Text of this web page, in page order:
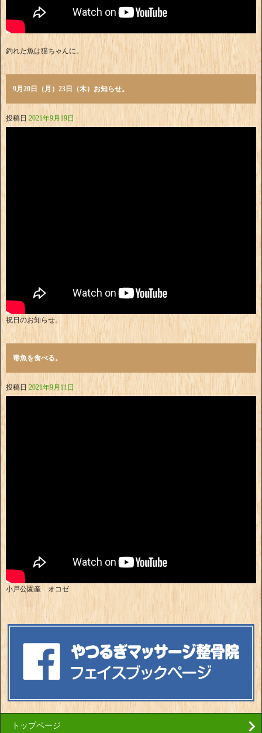
釣れた魚は猫ちゃんに。
9月20日（月）23日（木）お知らせ。
投稿日 2021年9月19日
祝日のお知らせ。
毒魚を食べる。
投稿日 2021年9月11日
小戸公園産 オコゼ
トップページ